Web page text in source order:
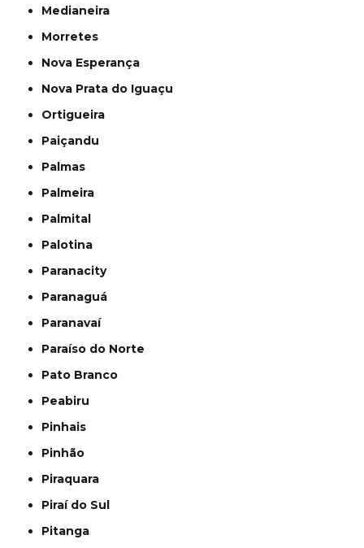
Medianeira
Morretes
Nova Esperança
Nova Prata do Iguaçu
Ortigueira
Paiçandu
Palmas
Palmeira
Palmital
Palotina
Paranacity
Paranaguá
Paranavaí
Paraíso do Norte
Pato Branco
Peabiru
Pinhais
Pinhão
Piraquara
Piraí do Sul
Pitanga